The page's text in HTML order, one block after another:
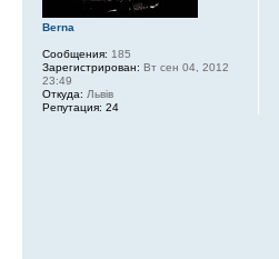
Berna
Сообщения: 185
Зарегистрирован: Вт сен 04, 2012
23:49
Откуда: Львів
Репутация: 24